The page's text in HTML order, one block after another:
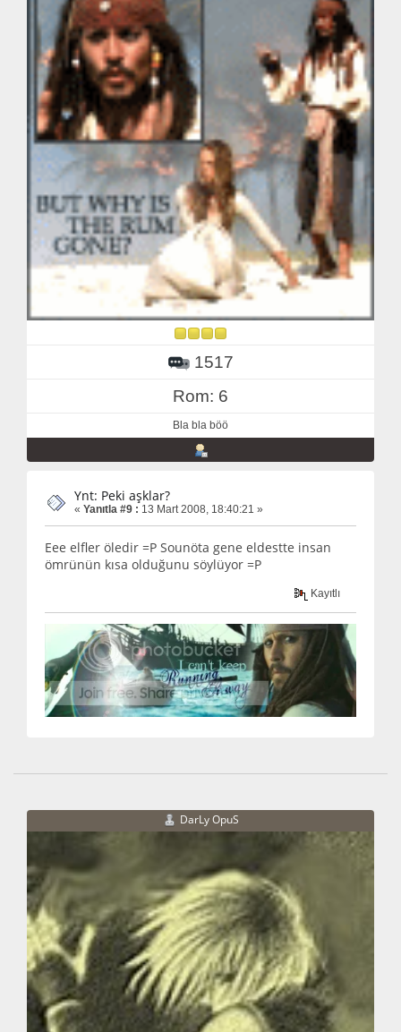
1517
Rom: 6
Bla bla böö
Ynt: Peki aşklar?
« Yanıtla #9 : 13 Mart 2008, 18:40:21 »
Eee elfler öledir =P Sounöta gene eldestte insan
ömrünün kısa olduğunu söylüyor =P
Kayıtlı
DarLy OpuS